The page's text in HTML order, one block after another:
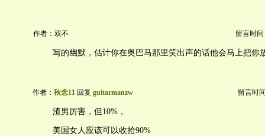
作者：双不 留言时间
写的幽默，估计你在奥巴马那里笑出声的话他会马上把你
作者： 秋念11 回复 guitarmanzw 留言时
渣男厉害，但10%，
美国女人应该可以收拾90%